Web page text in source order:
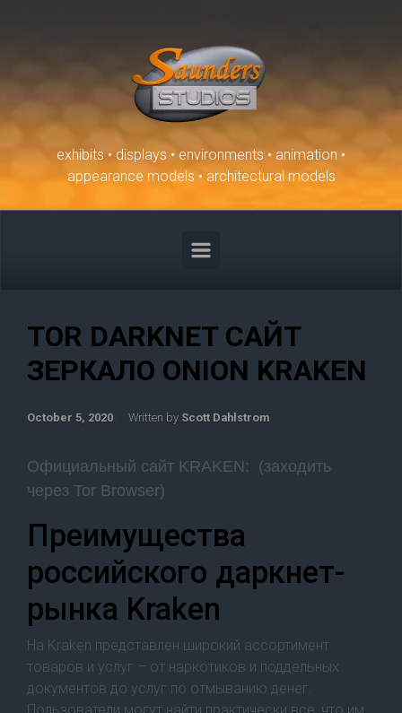
exhibits • displays • environments • animation •
appearance models • architectural models
TOR DARKNET САЙТ
ЗЕРКАЛО ONION KRAKEN
October 5, 2020 Written by Scott Dahlstrom
Официальный сайт KRAKEN: (заходить
через Tor Browser)
Преимущества
российского даркнет-
рынка Kraken
На Kraken представлен широкий ассортимент
товаров и услуг – от наркотиков и поддельных
документов до услуг по отмыванию денег.